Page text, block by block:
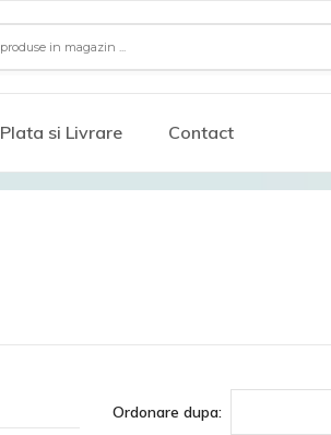
Plata si Livrare Contact
Ordonare dupa: